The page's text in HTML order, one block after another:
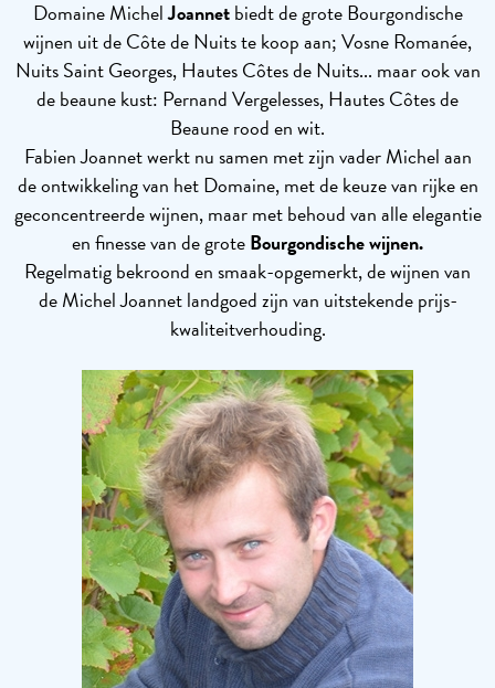
Domaine MichelJoannetbiedt de grote Bourgondische
wijnen uit de Côte de Nuits te koop aan; Vosne Romanée,
Nuits Saint Georges, Hautes Côtes de Nuits... maar ook van
de beaune kust: Pernand Vergelesses, Hautes Côtes de
Beaune rood en wit.
Fabien Joannet werkt nu samen met zijn vader Michel aan
de ontwikkeling van het Domaine, met de keuze van rijke en
geconcentreerde wijnen, maar met behoud van alle elegantie
en finesse van de groteBourgondischewijnen.
Regelmatig bekroond en smaak-opgemerkt, de wijnen van
de Michel Joannet landgoed zijn van uitstekende prijs-
kwaliteitverhouding.